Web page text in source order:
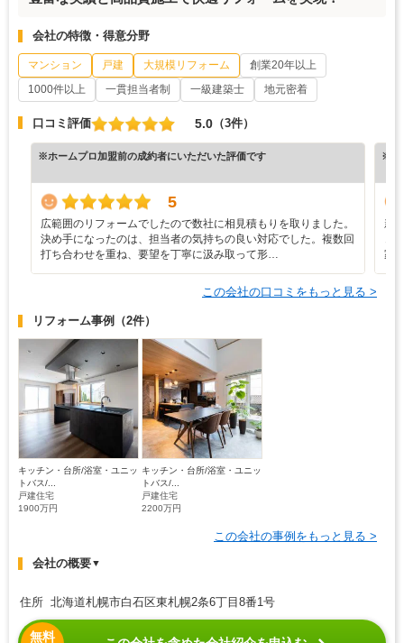
会社の特徴・得意分野
マンション 戸建 大規模リフォーム
創業20年以上
1000件以上
一貫担当者制 一級建築士 地元密着
口コミ評価 5.0 （3件）
※ホームプロ加盟前の成約者にいただいた評価です
5
広範囲のリフォームでしたので数社に相見積もりを取りました。
決め手になったのは、担当者の気持ちの良い対応でした。複数回
打ち合わせを重ね、要望を丁寧に汲み取って形…
※ホ
新
家
この会社の口コミをもっと見る >
リフォーム事例 （2件）
キッチン・台所/浴室・ユニッ
トバス/...
戸建住宅
1900万円
キッチン・台所/浴室・ユニッ
トバス/...
戸建住宅
2200万円
この会社の事例をもっと見る >
会社の概要▼
住所 北海道札幌市白石区東札幌2条6丁目8番1号
無料